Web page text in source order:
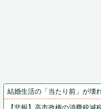
結婚生活の「当たり前」が壊